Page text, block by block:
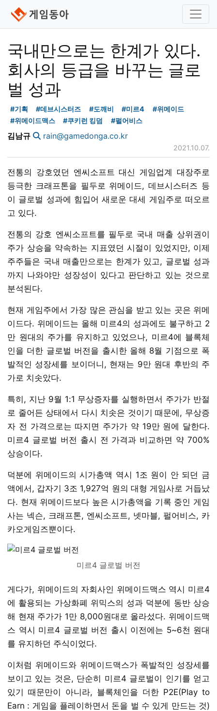
국내만으로는 한계가 있다.
회사의 등급을 바꾸는 글로
벌 성과
#기획 #데브시스터즈 #도깨비 #미르4
#위메이드
#위메이드맥스
#쿠키런 킹덤 #펄어비스
김남규 rain@gamedonga.co.kr
2021.10.07.
전통의 강호였던 엔씨소프트 대신 게임업계 대장주로
등극한 크래프톤을 필두로 위메이드, 데브시스터즈 등
이 글로벌 성과에 힘입어 새로운 대세 게임주로 떠오르
고 있다.
전통의 강호 엔씨소프트를 필두로 국내 매출 상위권이
주가 상승을 약속하는 지표였던 시절이 있었지만, 이제
주주들은 국내 매출만으로는 한계가 있고, 글로벌 성과
까지 나와야만 성장성이 있다고 판단하고 있는 것으로
분석된다.
현재 게임주에서 가장 많은 관심을 받고 있는 곳은 위메
이드다. 위메이드는 올해 미르4의 성과에도 불구하고 2
만 원대의 주가를 유지하고 있었으나, 미르4에 블록체
인을 더한 글로벌 버전을 출시한 올해 8월 기점으로 폭
발적인 성장세를 보이더니, 현재는 9만 원대 후반의 주
가로 치솟았다.
특히, 지난 9월 1:1 무상증자를 실행하면서 주가가 반절
로 줄어든 상태에서 다시 치솟은 것이기 때문에, 무상증
자 전 가격으로는 따지면 주가가 약 19만 원에 달한다.
미르4 글로벌 버전 출시 전 가격과 비교하면 약 700%
상승이다.
덕분에 위메이드의 시가총액 역시 1조 원이 안 되던 금
액에서, 갑자기 3조 1,927억 원의 대형 게임사로 거듭났
다. 현재 위메이드보다 높은 시가총액을 기록 중인 게임
사는 넥슨, 크래프톤, 엔씨소프트, 넷마블, 펄어비스, 카
카오게임즈뿐이다.
미르4 글로벌 버전
게다가, 위메이드의 자회사인 위메이드맥스 역시 미르4
에 활용되는 가상화폐 위믹스의 성과 덕분에 동반 상승
해 현재 주가가 1만 8,000원대로 올라섰다. 위메이드맥
스 역시 미르4 글로벌 버전 출시 이전에는 5~6천 원대
를 유지하던 주식이었다.
이처럼 위메이드와 위메이드맥스가 폭발적인 성장세를
보이고 있는 것은, 단순히 미르4 글로벌이 인기를 얻고
있기 때문만이 아니라, 블록체인을 더한 P2E(Play to
Earn : 게임을 플레이하면서 돈을 벌 수 있게 만드는 것)